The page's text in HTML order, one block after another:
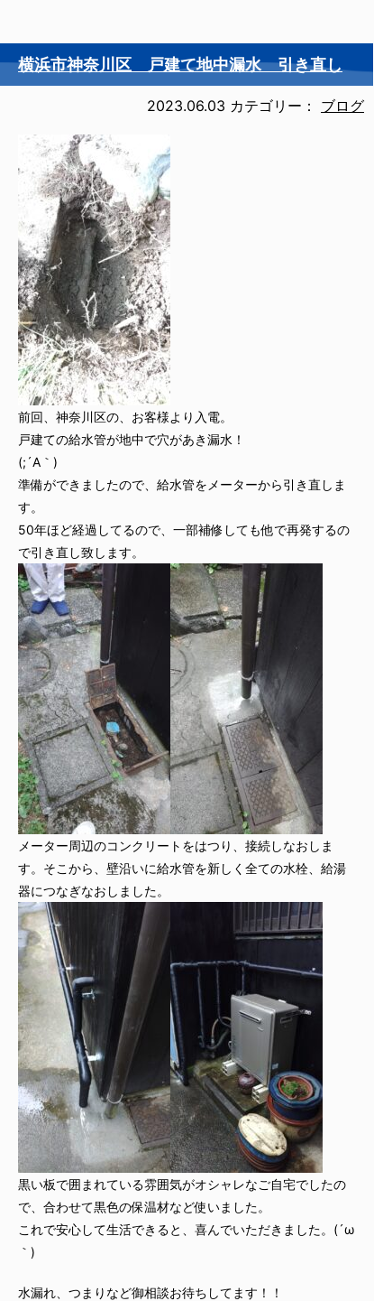
横浜市神奈川区 戸建て地中漏水 引き直し
2023.06.03 カテゴリー： ブログ
前回、神奈川区の、お客様より入電。
戸建ての給水管が地中で穴があき漏水！
(;´A｀)
準備ができましたので、給水管をメーターから引き直しま
す。
50年ほど経過してるので、一部補修しても他で再発するの
で引き直し致します。
メーター周辺のコンクリートをはつり、接続しなおしま
す。そこから、壁沿いに給水管を新しく全ての水栓、給湯
器につなぎなおしました。
黒い板で囲まれている雰囲気がオシャレなご自宅でしたの
で、合わせて黒色の保温材など使いました。
これで安心して生活できると、喜んでいただきました。(´ω
｀)
水漏れ、つまりなど御相談お待ちしてます！！